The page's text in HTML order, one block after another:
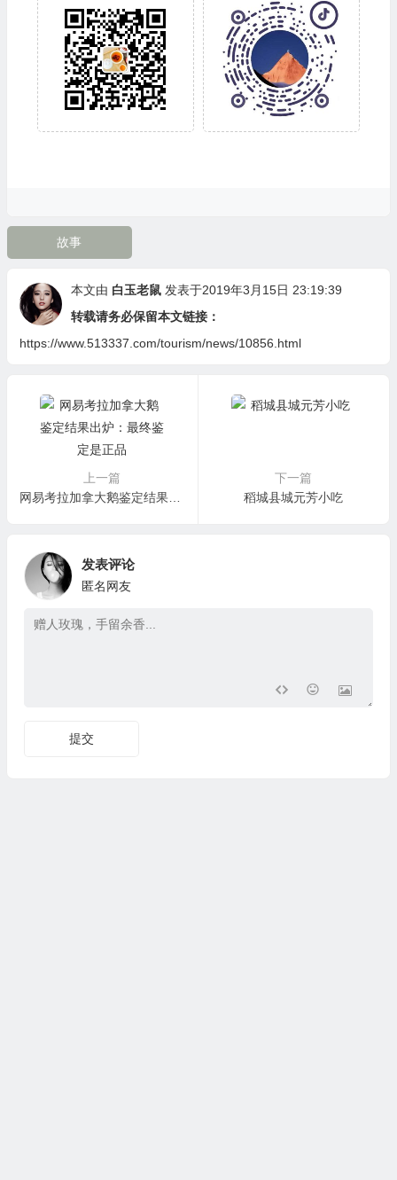
故事
本文由 白玉老鼠 发表于2019年3月15日 23:19:39
转载请务必保留本文链接：
https://www.513337.com/tourism/news/10856.html
上一篇
下一篇
稻城县城元芳小吃
发表评论
匿名网友
提交